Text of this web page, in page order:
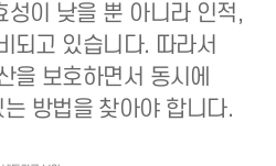
성이 낮을 뿐 아니라 인적,
되고 있습니다. 따라서
을 보호하면서 동시에
방법을 찾아야 합니다.